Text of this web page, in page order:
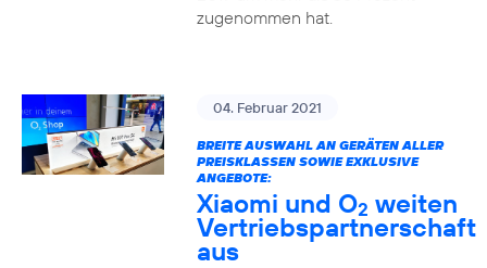
zugenommen hat.
04. Februar 2021
BREITE AUSWAHL AN GERÄTEN ALLER
PREISKLASSEN SOWIE EXKLUSIVE
ANGEBOTE:
Xiaomi und O2 weiten
Vertriebspartnerschaft
aus